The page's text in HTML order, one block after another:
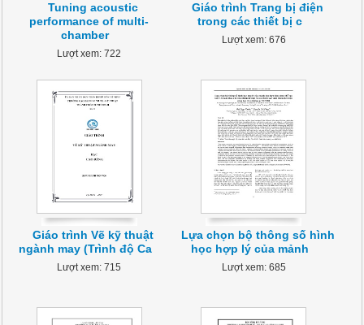
Tuning acoustic
performance of multi-
chamber
Lượt xem: 722
Giáo trình Trang bị điện
trong các thiết bị c
Lượt xem: 676
Giáo trình Vẽ kỹ thuật
ngành may (Trình độ Ca
Lượt xem: 715
Lựa chọn bộ thông số hình
học hợp lý của mảnh
Lượt xem: 685